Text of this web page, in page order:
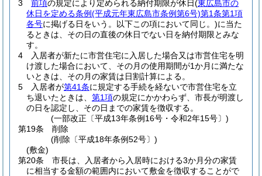
3
前項の規定により定められる納付期限が休日(東広島市の
休日を定める条例(平成元年東広島市条例第6号)第1条第1項
各号に掲げる日をいう。以下この項において同じ。)に当た
るときは、その日の直後の休日でない日を納付期限とみな
す。
4
入居者が新たに市営住宅に入居した場合又は市営住宅を明
け渡した場合において、その月の使用期間が1か月に満たな
いときは、その月の家賃は日割計算による。
5
入居者が第41条に規定する手続を経ないで市営住宅を立
ち退いたときは、 第1項の規定にかかわらず、市長が明渡し
の日を認定し、その日までの家賃を徴収する。
(一部改正〔平成13年条例16号・令和2年15号〕)
第19条
削除
(削除〔平成18年条例52号〕)
(敷金)
第20条
市長は、入居者から入居時における3か月分の家賃
に相当する金額の範囲内において敷金を徴収することがで